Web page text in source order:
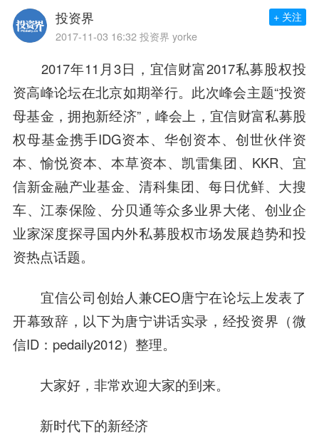
投资界
2017-11-03 16:32 投资界 yorke
+ 关注
2017年11月3日，宜信财富2017私募股权投
资高峰论坛在北京如期举行。此次峰会主题“投资
母基金，拥抱新经济”，峰会上，宜信财富私募股
权母基金携手IDG资本、华创资本、创世伙伴资
本、愉悦资本、本草资本、凯雷集团、KKR、宜
信新金融产业基金、 清科集团、每日优鲜、 大搜
车、江泰保险、分贝通等众多业界大佬、创业企
业家深度探寻国内外私募股权市场发展趋势和投
资热点话题。
宜信公司创始人兼CEO唐宁在论坛上发表了
开幕致辞，以下为唐宁讲话实录，经投资界（微
信ID：pedaily2012）整理。
大家好，非常欢迎大家的到来。
新时代下的新经济